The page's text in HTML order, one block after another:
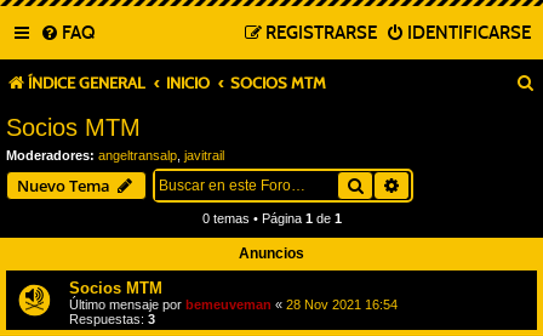
FAQ IDENTIFICARSE
REGISTRARSE
ÍNDICE GENERAL INICIO SOCIOS MTM
Socios MTM
Moderadores: angeltransalp javitrail
Nuevo Tema Buscar
0 temas • Página 1de 1
Anuncios
Socios MTM
Último mensaje por bemeuveman « 28 Nov 2021 16:54
Respuestas: 3